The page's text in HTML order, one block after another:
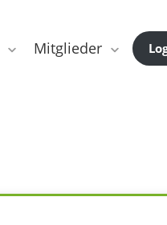
Mitglieder